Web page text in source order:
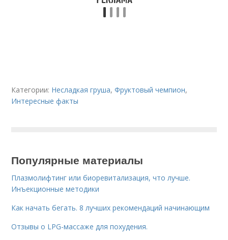
Категории: Несладкая груша,Фруктовый чемпион,
Интересные факты
Популярные материалы
Плазмолифтинг или биоревитализация, что лучше.
Инъекционные методики
Как начать бегать. 8 лучших рекомендаций начинающим
Отзывы о LPG-массаже для похудения.